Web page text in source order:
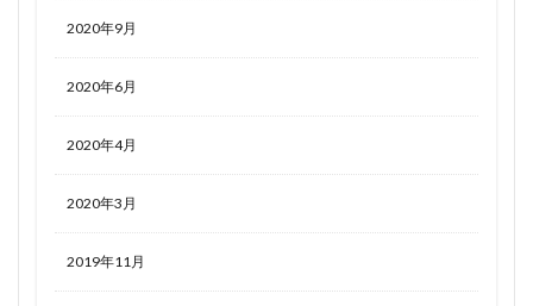
2020年9月
2020年6月
2020年4月
2020年3月
2019年11月